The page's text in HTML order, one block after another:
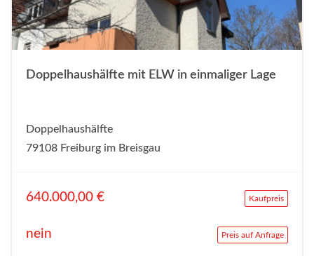
Doppelhaushälfte mit ELW in einmaliger Lage
Doppelhaushälfte
79108 Freiburg im Breisgau
640.000,00 € Kaufpreis
nein Preis auf Anfrage